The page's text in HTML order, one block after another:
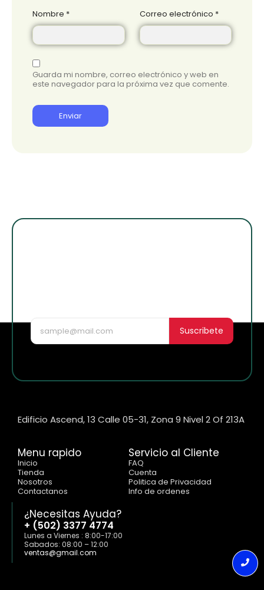
Nombre * Correo electrónico *
Guarda mi nombre, correo electrónico y web en
este navegador para la próxima vez que comente.
Suscribete
Edificio Ascend, 13 Calle 05-31, Zona 9 Nivel 2 Of 213A
Menu rapido
Inicio
Tienda
Nosotros
Contactanos
Servicio al Cliente
FAQ
Cuenta
Politica de Privacidad
Info de ordenes
¿Necesitas Ayuda?
+ (502) 3377 4774
Lunes a Viernes : 8:00-17:00
Sabados: 08:00 – 12:00
ventas@gmail.com